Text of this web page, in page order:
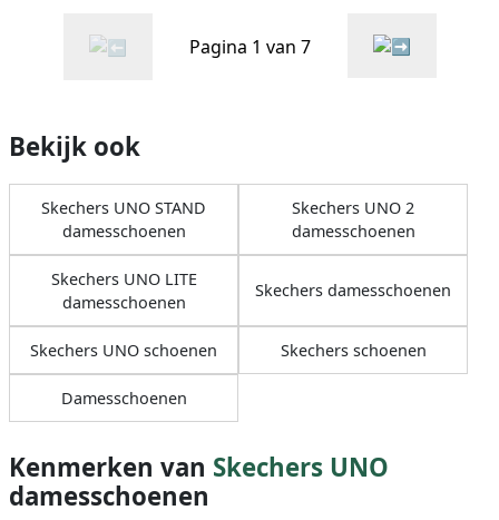
Pagina 1 van 7
Bekijk ook
Skechers UNO STAND
damesschoenen
Skechers UNO 2
damesschoenen
Skechers UNO LITE
damesschoenen
Skechers damesschoenen
Skechers UNO schoenen Skechers schoenen
Damesschoenen
Kenmerken van Skechers UNO
damesschoenen